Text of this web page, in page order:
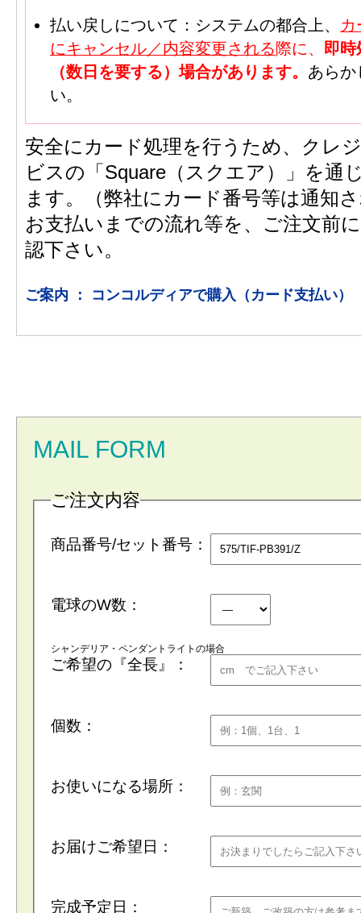
払い戻しについて：システムの都合上、 カ
にキャンセル／内容変更される際に、 即時
（数日を要する）場合があります。 あらか
い。
安全にカード処理を行うため、クレ
ビスの「Square（スクエア）」を通
ます。（弊社にカード番号等は通知
お支払いまでの流れ等を、ご注文前
認下さい。
ご案内 ： コンコルディアで購入（カード支払い）
MAIL FORM
ご注文内容
商品番号/セット番号：
電球のW数：
シャンデリア・ペンダントライトの場合
ご希望の『全長』：
個数：
お使いになる場所：
お届けご希望日：
完成予定日：